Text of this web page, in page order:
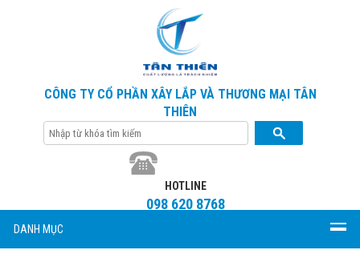
CÔNG TY CỔ PHẦN XÂY LẮP VÀ THƯƠNG MẠI TÂN
THIÊN
HOTLINE
098 620 8768
DANH MỤC